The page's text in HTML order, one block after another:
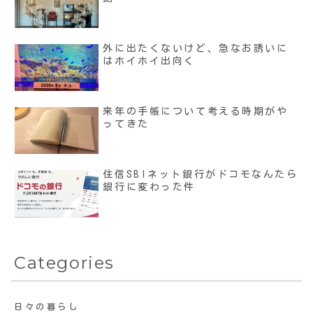
外に出たくないけど、急なお誘いに
はホイホイ出向く
来年の手帳について考える時期がや
ってきた
住信SBIネット銀行がドコモなんたら
銀行に変わった件
Categories
日々の暮らし